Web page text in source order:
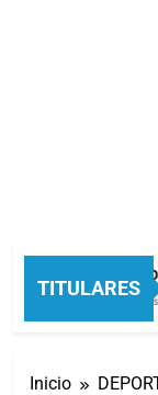
TITULARES
La crisis
52 Minutos Atrás
Inicio